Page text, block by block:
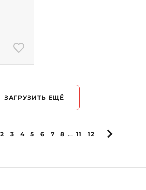
ЗАГРУЗИТЬ ЕЩЁ
2 3 4 5 6 7 8 ... 11 12